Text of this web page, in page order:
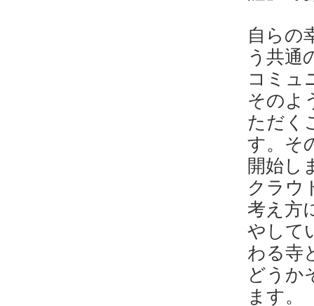
自らの
う共通
コミュ
そのよ
ただく
す。そ
開始し
クラウ
考え方
やして
わる寺
どうか
ます。